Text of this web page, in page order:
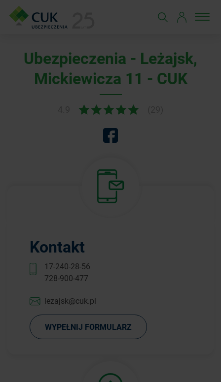
Ubezpieczenia - Leżajsk,
Mickiewicza 11 - CUK
Kontakt
17-240-28-56
728-900-477
lezajsk@cuk.pl
WYPEŁNIJ FORMULARZ